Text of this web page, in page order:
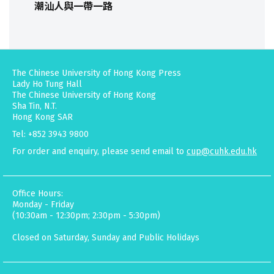
潮汕人與一帶一路
The Chinese University of Hong Kong Press
Lady Ho Tung Hall
The Chinese University of Hong Kong
Sha Tin, N.T.
Hong Kong SAR
Tel: +852 3943 9800
For order and enquiry, please send email to cup@cuhk.edu.hk
Office Hours:
Monday - Friday
(10:30am - 12:30pm; 2:30pm - 5:30pm)
Closed on Saturday, Sunday and Public Holidays